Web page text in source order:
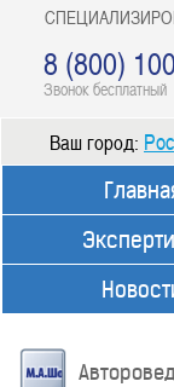
8 (800)
Звонок бесплатный
Ваш город: